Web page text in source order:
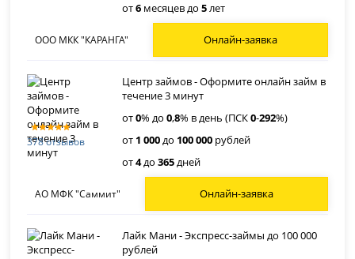
от6 месяцев до5лет
ООО МКК "КАРАНГА" Онлайн-заявка
378 отзывов
Центр займов - Оформите онлайн займ в
течение 3 минут
от0% до0,8% в день (ПСК0-292%)
от 1 000до 100 000 рублей
от4до365дней
АО МФК "Саммит" Онлайн-заявка
Лайк Мани - Экспресс-займы до 100 000
рублей